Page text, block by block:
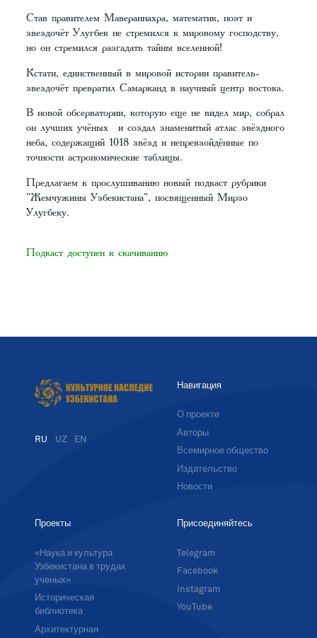
Став правителем Мавераннахра, математик, поэт и
звездочёт Улугбек не стремился к мировому господству,
но он стремился разгадать тайны вселенной!
Кстати, единственный в мировой истории правитель-
звездочёт превратил Самарканд в научный центр востока.
В новой обсерватории, которую еще не видел мир, собрал
он лучших учёных и создал знаменитый атлас звёздного
неба, содержащий 1018 звёзд и непревзойдённые по
точности астрономические таблицы.
Предлагаем к прослушиванию новый подкаст рубрики
"Жемчужины Узбекистана", посвященный Мирзо
Улугбеку.
Подкаст доступен к скачиванию
RU UZ EN
Навигация
О проекте
Авторы
Всемирное общество
Издательство
Новости
Проекты
«Наука и культура
Узбекистана в трудах
ученых»
Историческая
библиотека
Архитектурная
Присоединяйтесь
Telegram
Facebook
Instagram
YouTube